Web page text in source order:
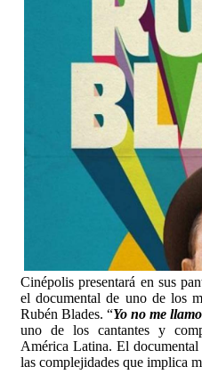
Cinépolis presentará en sus
el documental de uno de los
Rubén Blades. “Yo no me
uno de los cantantes y
América Latina. El
las complejidades que implica